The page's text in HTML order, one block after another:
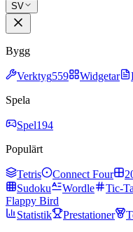
SV
Bygg
Verktyg559 Widgetar
Spela
Spel194
Populärt
Tetris Connect Four
Sudoku
Wordle Tic-
Flappy Bird
Statistik
Prestationer